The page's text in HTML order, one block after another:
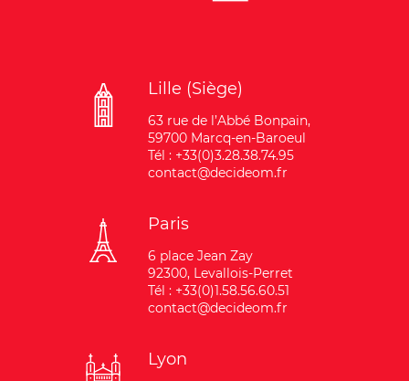
Lille (Siège)
63 rue de l’Abbé Bonpain,
59700 Marcq-en-Baroeul
Tél : +33(0)3.28.38.74.95
contact@decideom.fr
Paris
6 place Jean Zay
92300, Levallois-Perret
Tél : +33(0)1.58.56.60.51
contact@decideom.fr
Lyon